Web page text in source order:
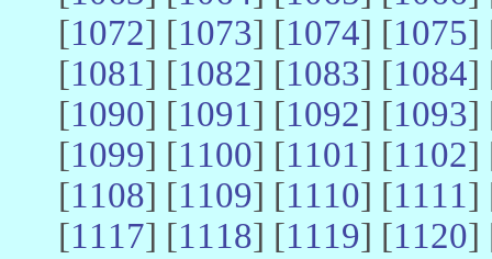
[1072] [1073] [1074] [1075]
[1081] [1082] [1083] [1084]
[1090] [1091] [1092] [1093]
[1099] [1100] [1101] [1102]
[1108] [1109] [1110] [1111]
[1117] [1118] [1119] [1120]